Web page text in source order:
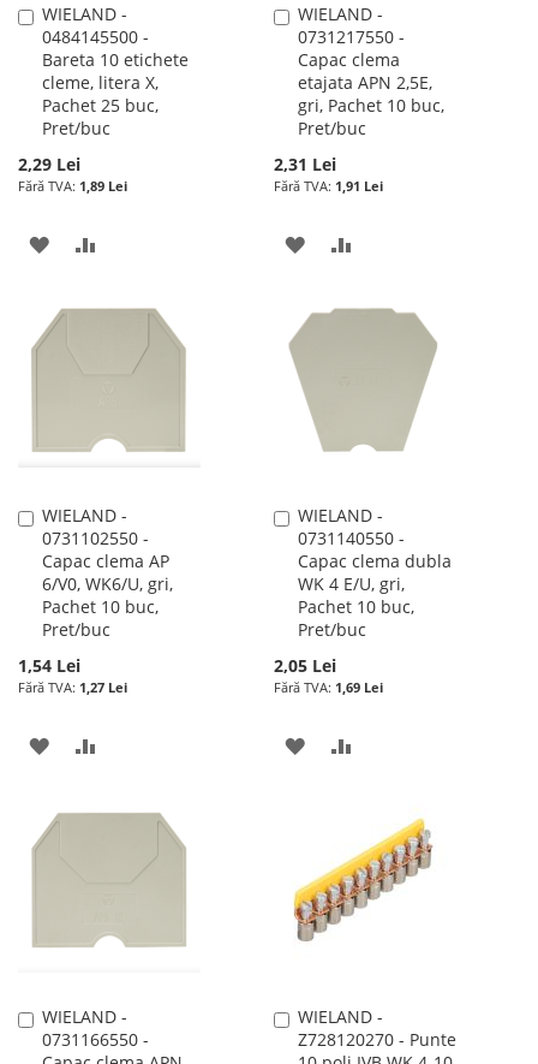
WIELAND -
0484145500 -
Bareta 10 etichete
cleme, litera X,
Pachet 25 buc,
Pret/buc
2,29 Lei
1,89 Lei
Adauga
în
cos
ADAUGATI
LISTA
COMPARARE
WIELAND -
0731217550 -
Capac clema
etajata APN 2,5E,
gri, Pachet 10 buc,
Pret/buc
2,31 Lei
1,91 Lei
Adauga
în
cos
ADAUGATI
LISTA
DORINTE
COMPARARE
WIELAND -
0731102550 -
Capac clema AP
6/V0, WK6/U, gri,
Pachet 10 buc,
Pret/buc
1,54 Lei
1,27 Lei
Adauga
în
cos
ADAUGATI
LISTA
COMPARARE
WIELAND -
0731140550 -
Capac clema dubla
WK 4 E/U, gri,
Pachet 10 buc,
Pret/buc
2,05 Lei
1,69 Lei
Adauga
în
cos
ADAUGATI
DE
DORINTE
COMPARARE
WIELAND -
0731166550 -
Adauga
în
WIELAND -
Z728120270 - Punte
Adauga
în